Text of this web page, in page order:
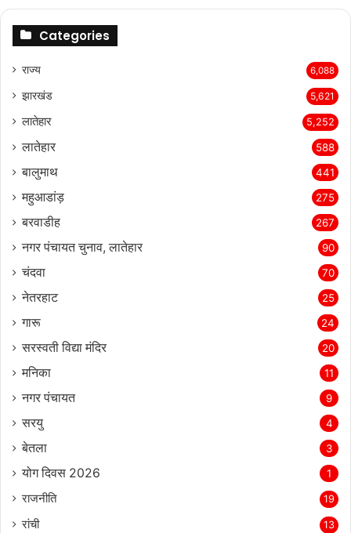
Categories
राज्‍य 6,088
झारखंड 5,621
लातेहार 5,252
लातेहार 588
बालुमाथ 441
महुआडांड़ 275
बरवाडीह 267
नगर पंचायत चुनाव, लातेहार 90
चंदवा 70
नेतरहाट 25
गारू 24
सरस्‍वती विद्या मंदिर 20
मनिका 11
नगर पंचायत 9
सरयु 4
बेतला 3
योग दिवस 2026 1
राजनीति 19
रांची 13